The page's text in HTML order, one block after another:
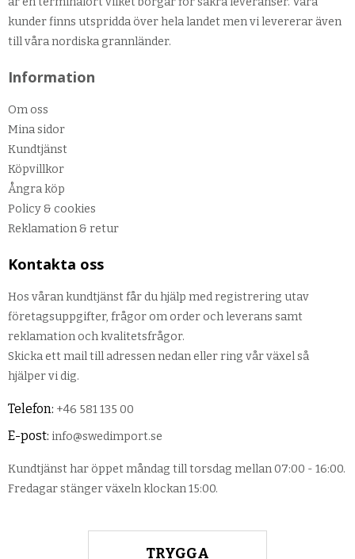
kunder finns utspridda över hela landet men vi levererar även
till våra nordiska grannländer.
Information
Om oss
Mina sidor
Kundtjänst
Köpvillkor
Ångra köp
Policy & cookies
Reklamation & retur
Kontakta oss
Hos våran kundtjänst får du hjälp med registrering utav
företagsuppgifter, frågor om order och leverans samt
reklamation och kvalitetsfrågor.
Skicka ett mail till adressen nedan eller ring vår växel så
hjälper vi dig.
Telefon: +46 581 135 00
E-post: info@swedimport.se
Kundtjänst har öppet måndag till torsdag mellan 07:00 - 16:00.
Fredagar stänger växeln klockan 15:00.
TRYGGA